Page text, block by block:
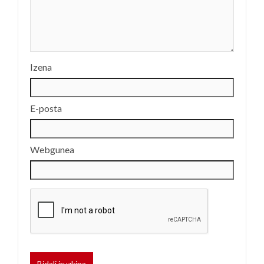
Izena
E-posta
Webgunea